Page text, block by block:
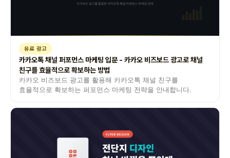
유료 광고
카카오톡 채널 퍼포먼스 마케팅 입문 - 카카오 비즈보드 광고로 채널
친구를 효율적으로 확보하는 방법
카카오 비즈보드 광고를 활용해 카카오톡 채널 친구를
효율적으로 확보하는 퍼포먼스 마케팅 전략을 안내합니다.